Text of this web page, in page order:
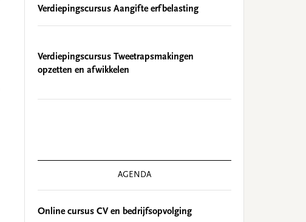
Verdiepingscursus Aangifte erfbelasting
Verdiepingscursus Tweetrapsmakingen
opzetten en afwikkelen
AGENDA
Online cursus CV en bedrijfsopvolging